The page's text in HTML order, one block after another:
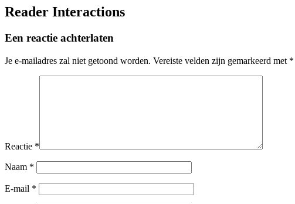
Reader Interactions
Een reactie achterlaten
Je e-mailadres zal niet getoond worden. Vereiste velden zijn gemarkeerd met *
Reactie *
Naam *
E-mail *